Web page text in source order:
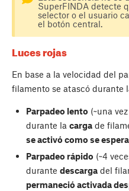
SuperFINDA detecte
selector o el usuario
el botón central.
Luces rojas
En base a la velocidad del
filamento se atascó durante
Parpadeo lento (~una
durante la cargade
se activó como se
Parpadeo rápido (~4
durante descargadel
permaneció activada